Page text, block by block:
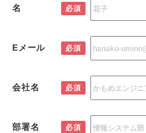
名 必須
Eメール 必須
会社名 必須
部署名 必須